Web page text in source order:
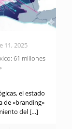
11, 2025
61 millones
el estado
de «branding»
del […]